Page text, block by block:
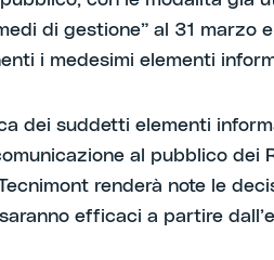
di gestione” al 31 marzo
i medesimi elementi
dei suddetti elementi
al pubblico dei
renderà note le
efficaci a partire